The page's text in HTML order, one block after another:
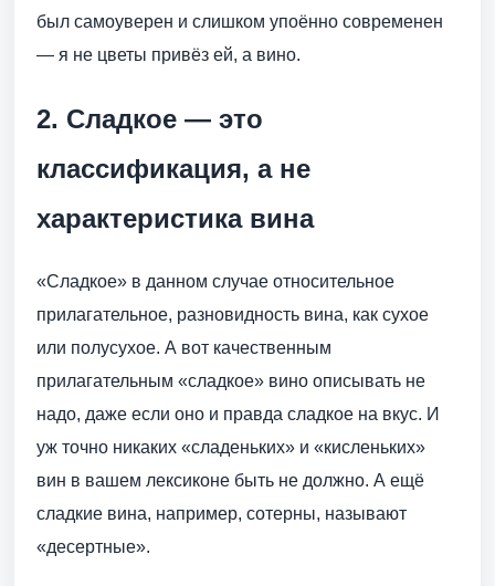
был самоуверен и слишком упоённо современен
— я не цветы привёз ей, а вино.
2. Сладкое — это
классификация, а не
характеристика вина
«Сладкое» в данном случае относительное
прилагательное, разновидность вина, как сухое
или полусухое. А вот качественным
прилагательным «сладкое» вино описывать не
надо, даже если оно и правда сладкое на вкус. И
уж точно никаких «сладеньких» и «кисленьких»
вин в вашем лексиконе быть не должно. А ещё
сладкие вина, например, сотерны, называют
«десертные».